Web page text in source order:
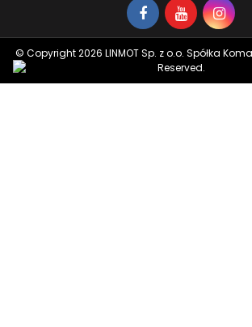
© Copyright 2026 LINMOT Sp. z o.o. Spółka
Reserved.